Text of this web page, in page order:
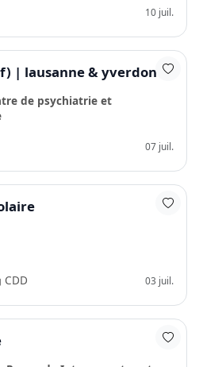
10 juil.
| lausanne & yverdon
de psychiatrie et
07 juil.
CDD 03 juil.